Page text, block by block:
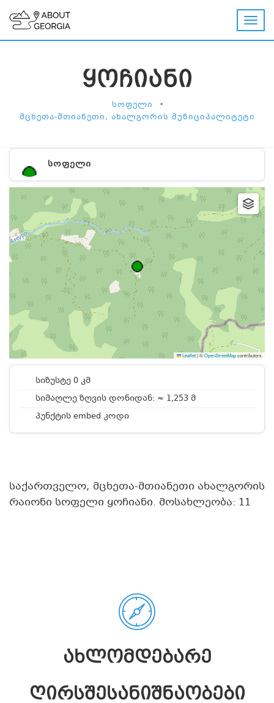
ᲧᲝᲩᲘᲐᲜᲘ
ᲡᲝᲤᲔᲚᲘ •
ᲛᲪᲮᲔᲗᲐ-ᲛᲗᲘᲐᲜᲔᲗᲘ, ᲐᲮᲐᲚᲒᲝᲠᲘᲡ ᲛᲣᲜᲘᲪᲘᲞᲐᲚᲘᲢᲔᲢᲘ
ᲡᲝᲤᲔᲚᲘ
Leaflet|©OpenStreetMapcontributors
სიზუსტე 0 კმ
სიმაღლე ზღვის დონიდან: ≈ 1,253 მ
პუნქტის embed კოდი
საქართველო, მცხეთა-მთიანეთი ახალგორის
რაიონი სოფელი ყოჩიანი. მოსახლეობა: 11
ᲐᲮᲚᲝᲛᲓᲔᲑᲐᲠᲔ
ᲦᲘᲠᲡᲨᲔᲡᲐᲜᲘᲨᲜᲐᲝᲑᲔᲑᲘ